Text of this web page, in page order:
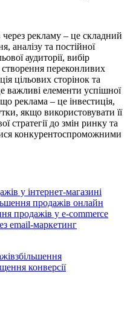
рекламу – це складний
аналізу та постійної
аудиторії, вибір
переконливих
цільових сторінок та
важливі елементи успішної
реклама – це інвестиція,
якщо використовувати її
стратегії до змін ринку та
конкурентоспроможними
у інтернет-магазині
продажів онлайн
продажів у e-commerce
email-маркетинг
збільшення
конверсії